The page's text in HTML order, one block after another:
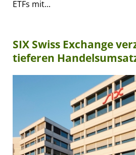
ETFs mit...
SIX Swiss Exchange
tieferen